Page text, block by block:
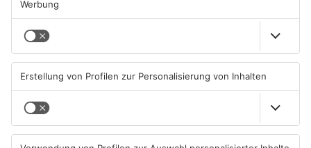
Kahlgrund-Gemeinden
wollen künftig enger
zusammenarbeiten
07.08.2026, 16:15 UHR IN KREIS
Kein Abschlussfeuerwerk
07.08.2026, 08:15 UHR IN KREIS